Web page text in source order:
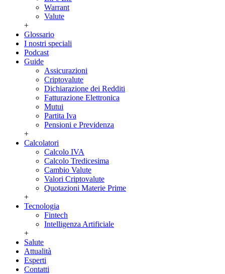
Warrant
Valute
+
Glossario
I nostri speciali
Podcast
Guide
Assicurazioni
Criptovalute
Dichiarazione dei Redditi
Fatturazione Elettronica
Mutui
Partita Iva
Pensioni e Previdenza
+
Calcolatori
Calcolo IVA
Calcolo Tredicesima
Cambio Valute
Valori Criptovalute
Quotazioni Materie Prime
+
Tecnologia
Fintech
Intelligenza Artificiale
+
Salute
Attualità
Esperti
Contatti